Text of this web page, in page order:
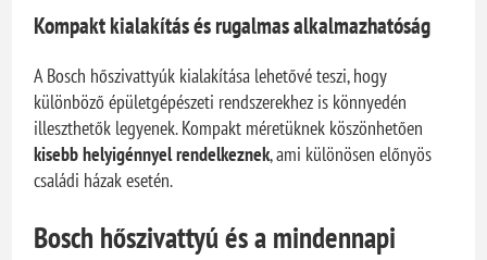
Kompakt kialakítás és rugalmas alkalmazhatóság
A Bosch hőszivattyúk kialakítása lehetővé teszi, hogy
különböző épületgépészeti rendszerekhez is könnyedén
illeszthetők legyenek. Kompakt méretüknek köszönhetően
kisebb helyigénnyel rendelkeznek, ami különösen előnyös
családi házak esetén.
Bosch hőszivattyú és a mindennapi